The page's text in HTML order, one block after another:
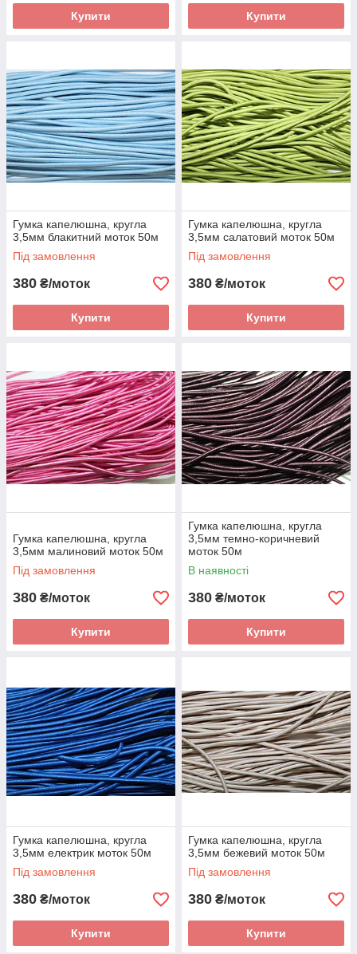
Купити Купити
Гумка капелюшна, кругла
3,5мм блакитний моток 50м
Під замовлення
380 ₴/моток
Купити
Гумка капелюшна, кругла
3,5мм салатовий моток 50м
Під замовлення
380 ₴/моток
Купити
Гумка капелюшна, кругла
3,5мм малиновий моток 50м
Під замовлення
380 ₴/моток
Купити
Гумка капелюшна, кругла
3,5мм темно-коричневий
моток 50м
В наявності
380 ₴/моток
Купити
Гумка капелюшна, кругла
3,5мм електрик моток 50м
Під замовлення
380 ₴/моток
Купити
Гумка капелюшна, кругла
3,5мм бежевий моток 50м
Під замовлення
380 ₴/моток
Купити